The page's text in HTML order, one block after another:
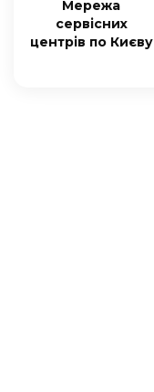
Мережа
сервісних
центрів по Києву